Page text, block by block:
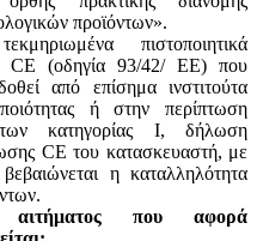
προϊόντων».
πιστοποιητικά
CE (οδηγία 93/42/ ΕΕ) που
από επίσημα ινστιτούτα
ή στην περίπτωση
κατηγορίας Ι, δήλωση
CE του κατασκευαστή, με
η καταλληλότητα
αιτήματος που αφορά